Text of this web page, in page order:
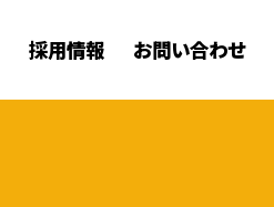
採用情報 お問い合わせ